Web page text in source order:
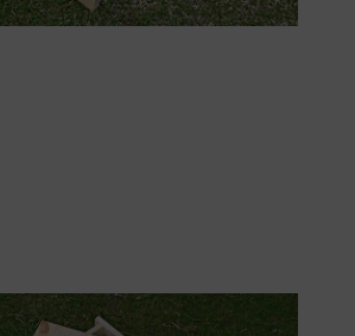
die Grundlage für das Dach des Igelhauses.